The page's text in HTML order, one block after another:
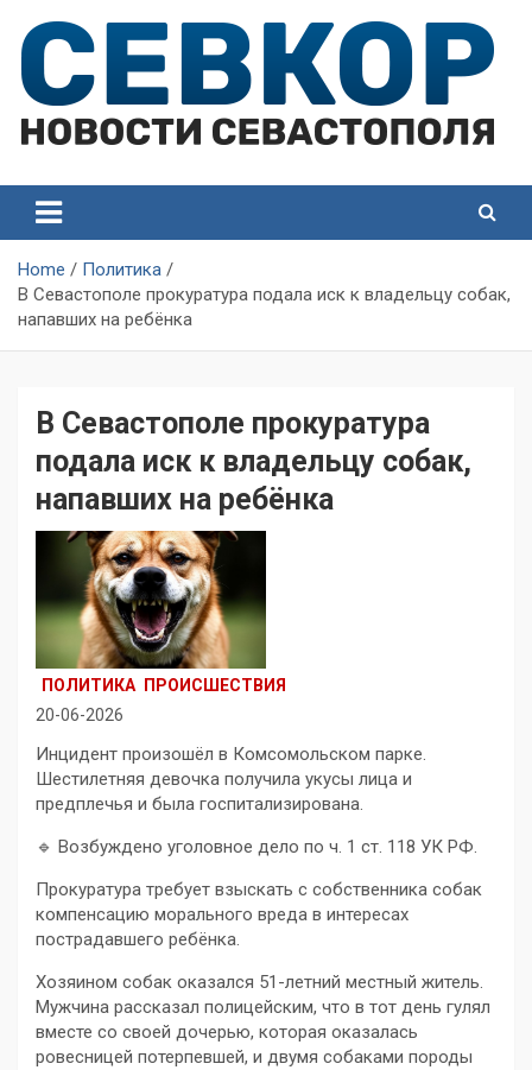
content
Севастополя
Севастополя
Home
Политика
В Севастополе прокуратура подала иск к владельцу собак,
напавших на ребёнка
В Севастополе прокуратура
подала иск к владельцу собак,
напавших на ребёнка
ПОЛИТИКА
ПРОИСШЕСТВИЯ
20-06-2026
Инцидент произошёл в Комсомольском парке.
Шестилетняя девочка получила укусы лица и
предплечья и была госпитализирована.
🔹 Возбуждено уголовное дело по ч. 1 ст. 118 УК РФ.
Прокуратура требует взыскать с собственника собак
компенсацию морального вреда в интересах
пострадавшего ребёнка.
Хозяином собак оказался 51-летний местный житель.
Мужчина рассказал полицейским, что в тот день гулял
вместе со своей дочерью, которая оказалась
ровесницей потерпевшей, и двумя собаками породы